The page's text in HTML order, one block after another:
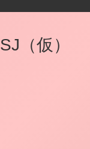
（仮）